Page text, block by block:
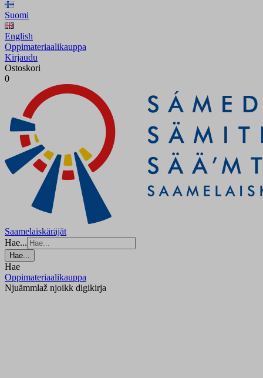
Suomi
English
Oppimateriaalikauppa
Kirjaudu
Ostoskori
0
Saamelaiskäräjät
Hae...
Hae...
Hae
Oppimateriaalikauppa
Njuämmlaž njoikk digikirja